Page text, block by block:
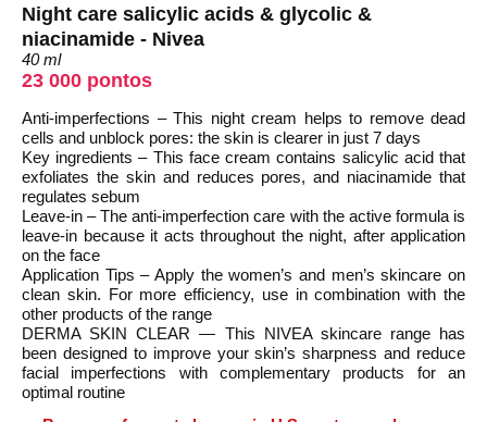
Night care salicylic acids & glycolic &
niacinamide - Nivea
40 ml
23 000 pontos
Anti-imperfections – This night cream helps to remove dead
cells and unblock pores: the skin is clearer in just 7 days
Key ingredients – This face cream contains salicylic acid that
exfoliates the skin and reduces pores, and niacinamide that
regulates sebum
Leave-in – The anti-imperfection care with the active formula is
leave-in because it acts throughout the night, after application
on the face
Application Tips – Apply the women’s and men’s skincare on
clean skin. For more efficiency, use in combination with the
other products of the range
DERMA SKIN CLEAR — This NIVEA skincare range has
been designed to improve your skin’s sharpness and reduce
facial imperfections with complementary products for an
optimal routine